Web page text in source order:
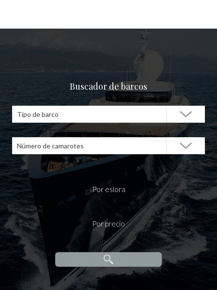
Buscador de barcos
Tipo de barco
Número de camarotes
Por eslora
Por precio